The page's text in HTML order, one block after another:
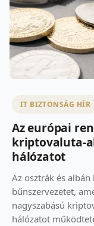
IT BIZTONSÁG HÍR
Az európai
kriptovaluta-
hálózatot
Az osztrák és
bűnszervezetet,
nagyszabású
hálózatot